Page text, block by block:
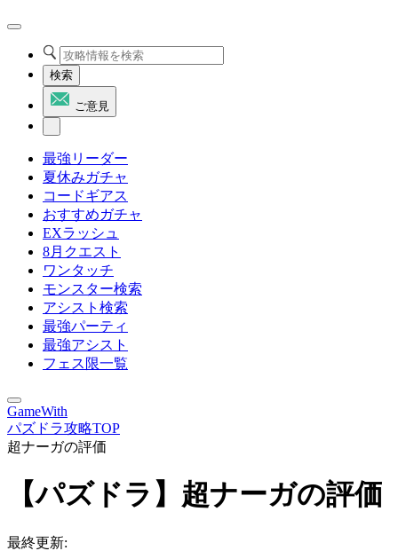
検索
ご意見
最強リーダー
夏休みガチャ
コードギアス
おすすめガチャ
EXラッシュ
8月クエスト
ワンタッチ
モンスター検索
アシスト検索
最強パーティ
最強アシスト
フェス限一覧
GameWith
パズドラ攻略TOP
超ナーガの評価
【パズドラ】超ナーガの評価
最終更新: